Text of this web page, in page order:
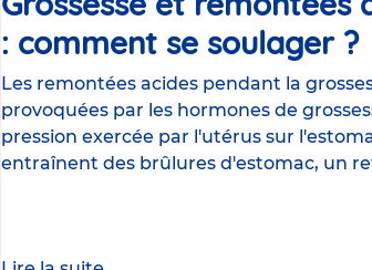
: comment se soulager ?
Les remontées acides pendant la
provoquées par les hormones de
pression exercée par l'utérus sur
entraînent des brûlures d'estomac, un